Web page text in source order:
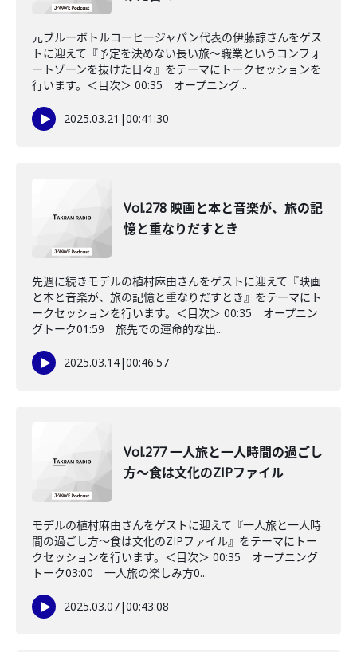
元ブルーボトルコーヒージャパン代表の伊藤諒さんをゲス
トに迎えて『予定を決めない長い旅〜職業というコンフォ
ートゾーンを抜けた日々』をテーマにトークセッションを
行います。＜目次＞ 00:35 オープニング...
2025.03.21 |00:41:30
Vol.278 映画と本と音楽が、旅の記
憶と重なりだすとき
先週に続きモデルの植村麻由さんをゲストに迎えて『映画
と本と音楽が、旅の記憶と重なりだすとき』をテーマにト
ークセッションを行います。＜目次＞ 00:35 オープニン
グトーク01:59 旅先での運命的な出...
2025.03.14|00:46:57
Vol.277 一人旅と一人時間の過ごし
方～食は文化のZIPファイル
モデルの植村麻由さんをゲストに迎えて『一人旅と一人時
間の過ごし方～食は文化のZIPファイル』をテーマにトー
クセッションを行います。＜目次＞ 00:35 オープニング
トーク03:00 一人旅の楽しみ方0...
2025.03.07|00:43:08